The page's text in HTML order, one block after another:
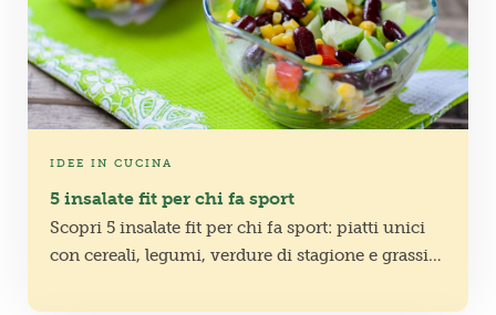
IDEE IN CUCINA
5 insalate fit per chi fa sport
Scopri 5 insalate fit per chi fa sport: piatti unici
con cereali, legumi, verdure di stagione e grassi
l’ufficio.